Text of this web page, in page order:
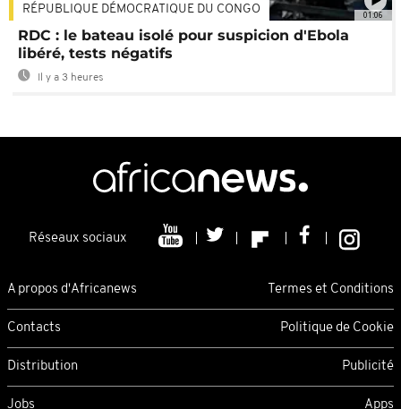
01:06
RÉPUBLIQUE DÉMOCRATIQUE DU CONGO
RDC : le bateau isolé pour suspicion d'Ebola
libéré, tests négatifs
Il y a 3 heures
Réseaux sociaux
A propos d'Africanews Termes et Conditions
Contacts Politique de Cookie
Distribution Publicité
Jobs Apps